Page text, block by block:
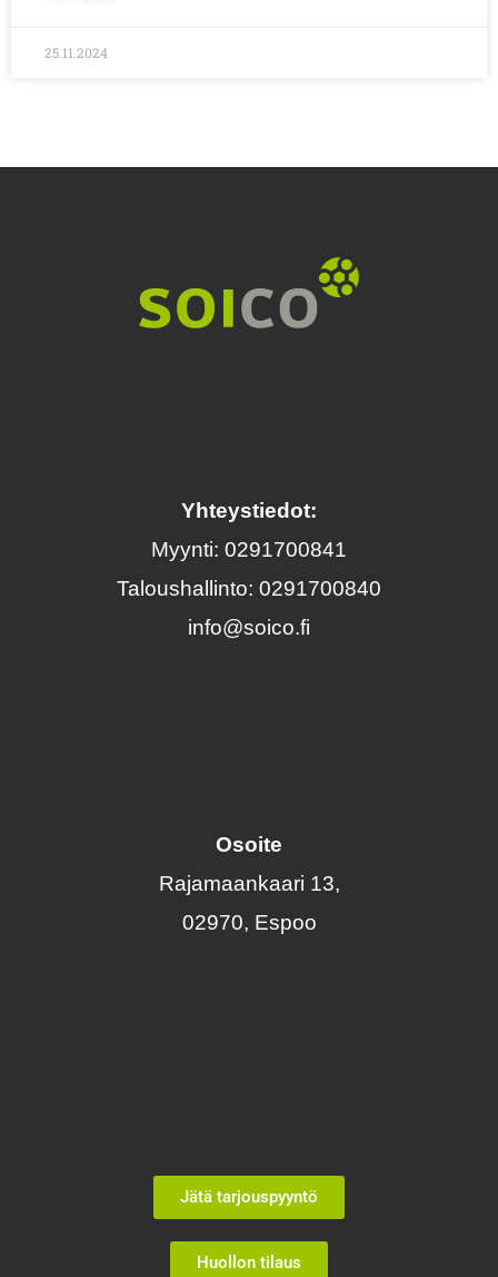
25.11.2024
Yhteystiedot:
Myynti: 0291700841
Taloushallinto: 0291700840
info@soico.fi
Osoite
Rajamaankaari 13,
02970, Espoo
Jätä tarjouspyyntö
Huollon tilaus